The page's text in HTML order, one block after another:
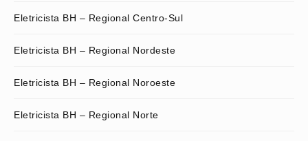
Eletricista BH – Regional Centro-Sul
Eletricista BH – Regional Nordeste
Eletricista BH – Regional Noroeste
Eletricista BH – Regional Norte